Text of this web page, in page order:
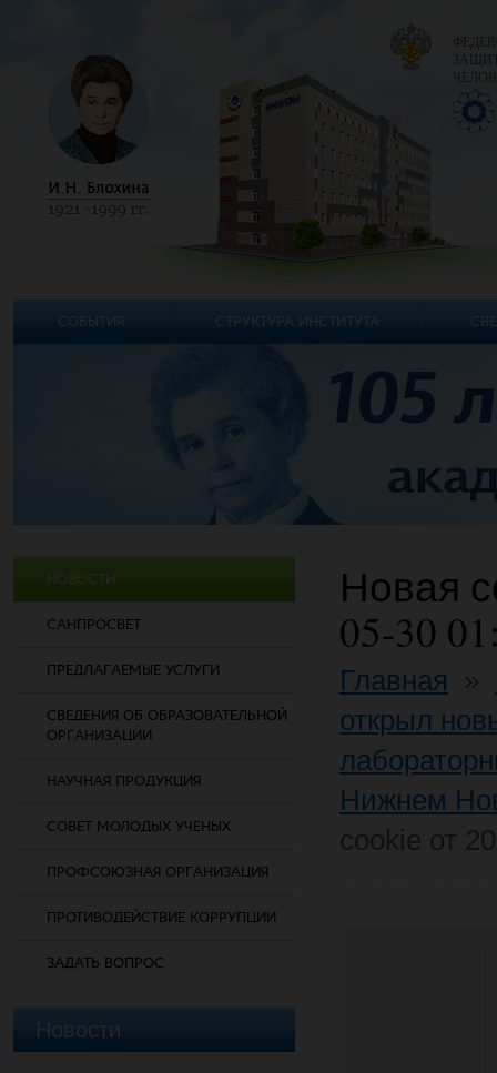
НОВОСТИ
САНПРОСВЕТ
ПРЕДЛАГАЕМЫЕ УСЛУГИ
СВЕДЕНИЯ ОБ ОБРАЗОВАТЕЛЬНОЙ
ОРГАНИЗАЦИИ
НАУЧНАЯ ПРОДУКЦИЯ
СОВЕТ МОЛОДЫХ УЧЕНЫХ
ПРОФСОЮЗНАЯ ОРГАНИЗАЦИЯ
ПРОТИВОДЕЙСТВИЕ КОРРУПЦИИ
ЗАДАТЬ ВОПРОС
Новости
Новая
05-30
Главная
открыл
Нижнем
СОБЫТИЯ СТРУКТУРА ИНСТИТУТА